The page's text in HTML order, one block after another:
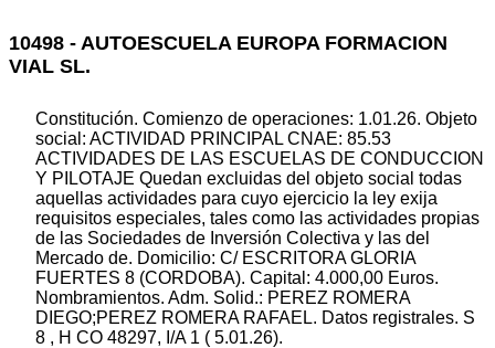
10498 - AUTOESCUELA EUROPA FORMACION
VIAL SL.
Constitución. Comienzo de operaciones: 1.01.26. Objeto
social: ACTIVIDAD PRINCIPAL CNAE: 85.53
ACTIVIDADES DE LAS ESCUELAS DE CONDUCCION
Y PILOTAJE Quedan excluidas del objeto social todas
aquellas actividades para cuyo ejercicio la ley exija
requisitos especiales, tales como las actividades propias
de las Sociedades de Inversión Colectiva y las del
Mercado de. Domicilio: C/ ESCRITORA GLORIA
FUERTES 8 (CORDOBA). Capital: 4.000,00 Euros.
Nombramientos. Adm. Solid.: PEREZ ROMERA
DIEGO;PEREZ ROMERA RAFAEL. Datos registrales. S
8 , H CO 48297, I/A 1 ( 5.01.26).